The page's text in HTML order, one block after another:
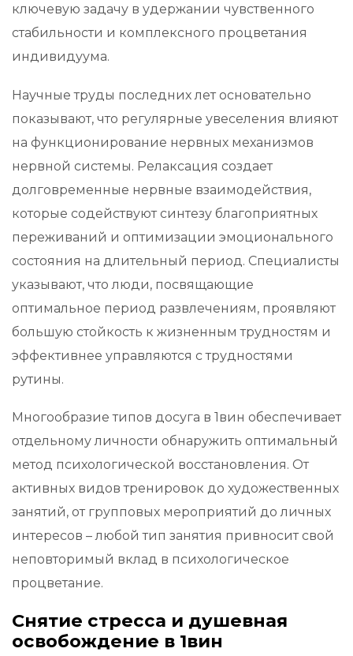
ключевую задачу в удержании чувственного
стабильности и комплексного процветания
индивидуума.
Научные труды последних лет основательно
показывают, что регулярные увеселения влияют
на функционирование нервных механизмов
нервной системы. Релаксация создает
долговременные нервные взаимодействия,
которые содействуют синтезу благоприятных
переживаний и оптимизации эмоционального
состояния на длительный период. Специалисты
указывают, что люди, посвящающие
оптимальное период развлечениям, проявляют
большую стойкость к жизненным трудностям и
эффективнее управляются с трудностями
рутины.
Многообразие типов досуга в 1вин обеспечивает
отдельному личности обнаружить оптимальный
метод психологической восстановления. От
активных видов тренировок до художественных
занятий, от групповых мероприятий до личных
интересов – любой тип занятия привносит свой
неповторимый вклад в психологическое
процветание.
Снятие стресса и душевная
освобождение в 1вин